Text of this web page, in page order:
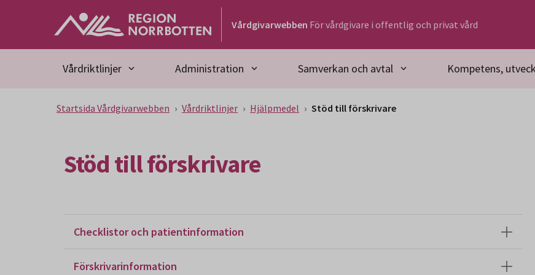
Gå till huvudmeny
Gå till övergripande innehåll
Vårdgivarwebben För vårdgivare i offentlig och privat vård
Vårdriktlinjer Administration Samverkan och avtal Kompetens,
Startsida Vårdgivarwebben Vårdriktlinjer Hjälpmedel Stöd till förskrivare
Stöd till förskrivare
Checklistor och patientinformation
Förskrivarinformation